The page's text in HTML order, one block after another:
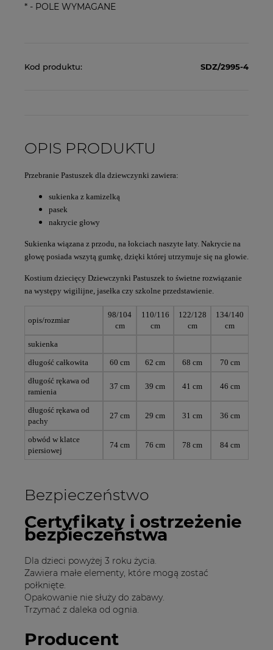
* - POLE WYMAGANE
Kod produktu: SDZ/2995-4
OPIS PRODUKTU
Przebranie Pastuszek dla dziewczynki zawiera:
sukienka z kamizelką
pasek
nakrycie głowy
Sukienka wiązana z przodu, na łokciach naszyte łaty. Nakrycie na
głowę posiada wszytą gumkę, dzięki której utrzymuje się na głowie.
Kostium dziecięcy Dziewczynki Pastuszek to świetne rozwiązanie
na występy wigilijne, jasełka czy szkolne przedstawienie.
opis/rozmiar
98/104
cm
110/116
cm
122/128
cm
134/140
cm
sukienka
długość całkowita
60 cm 62 cm 68 cm
70 cm
długość rękawa od
ramienia
37 cm 39 cm 41 cm 46 cm
długość rękawa od
pachy
27 cm 29 cm 31 cm 36 cm
obwód w klatce
piersiowej
74 cm 76 cm 78 cm 84 cm
Bezpieczeństwo
Certyfikaty i ostrzeżenie
bezpieczeństwa
Dla dzieci powyżej 3 roku życia.
Zawiera małe elementy, które mogą zostać
połknięte.
Opakowanie nie służy do zabawy.
Trzymać z daleka od ognia.
Producent